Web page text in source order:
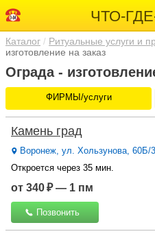
ЧТО-
Каталог Ритуальные услуги и
изготовление на заказ
Ограда -
ФИРМЫ/услуги
Камень град
Воронеж, ул. Хользунова, 60Б/3
Откроется через 35 мин.
от 340 ₽ — 1 пм
Позвонить